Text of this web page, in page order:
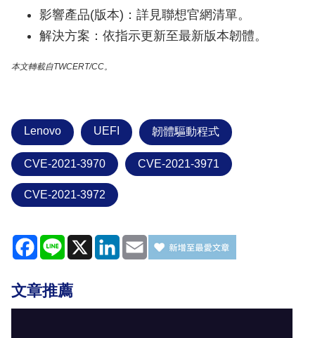
影響產品(版本)：詳見聯想官網清單。
解決方案：依指示更新至最新版本韌體。
本文轉載自TWCERT/CC。
Lenovo UEFI 韌體驅動程式
CVE-2021-3970 CVE-2021-3971
CVE-2021-3972
Facebook
Line X LinkedIn
Email
文章推薦